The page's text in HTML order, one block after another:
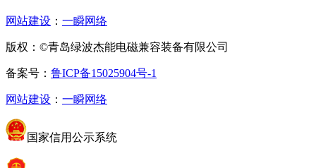
网站建设 ： 一瞬网络
版权：©青岛绿波杰能电磁兼容装备有限公司
备案号： 鲁ICP备15025904号-1
网站建设 ： 一瞬网络
国家信用公示系统